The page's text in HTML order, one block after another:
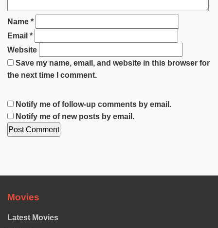
Name *
Email *
Website
Save my name, email, and website in this browser for
the next time I comment.
Notify me of follow-up comments by email.
Notify me of new posts by email.
Movies
Latest Movies